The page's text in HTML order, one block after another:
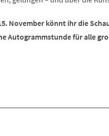
November könnt ihr die
Autogrammstunde für alle